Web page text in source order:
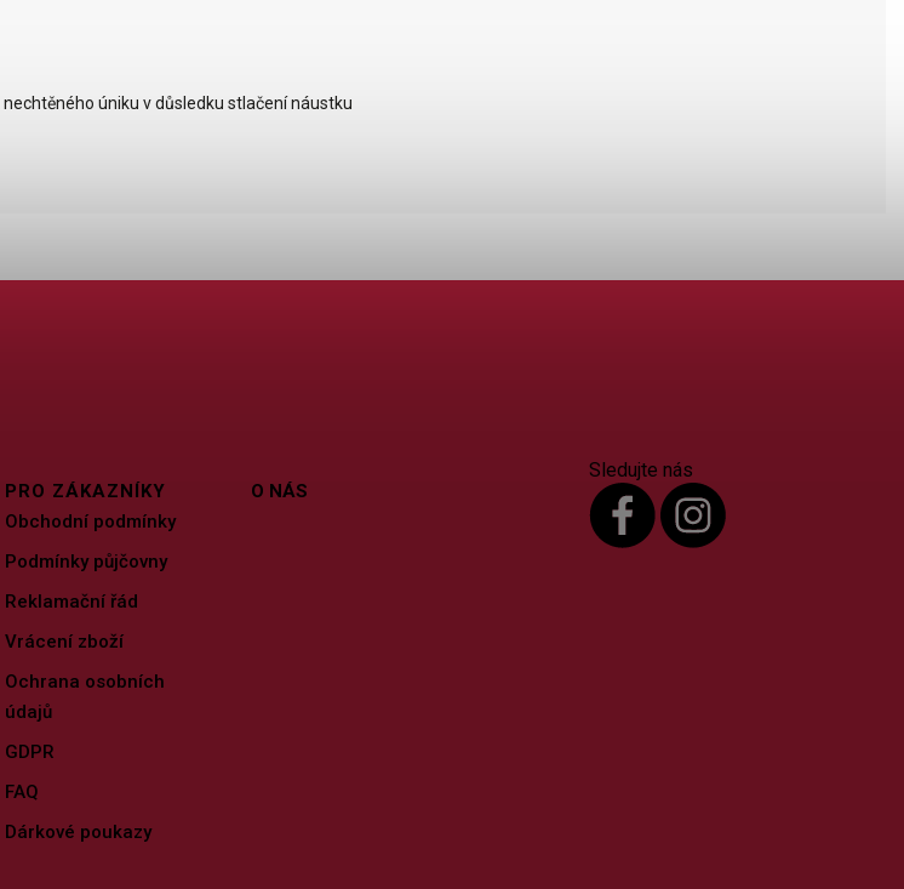
nechtěného úniku v důsledku stlačení náustku
PRO ZÁKAZNÍKY
Obchodní podmínky
Podmínky půjčovny
Reklamační řád
Vrácení zboží
Ochrana osobních
údajů
GDPR
FAQ
Dárkové poukazy
O NÁS
Sledujte nás